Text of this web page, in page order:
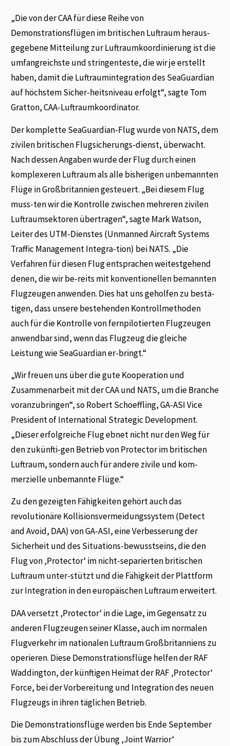
„Die von der CAA für diese Reihe von
Demonstrationsflügen im britischen Luftraum heraus-
gegebene Mitteilung zur Luftraumkoordinierung ist die
umfangreichste und stringenteste, die wir je erstellt
haben, damit die Luftraumintegration des SeaGuardian
auf höchstem Sicher-heitsniveau erfolgt“, sagte Tom
Gratton, CAA-Luftraumkoordinator.
Der komplette SeaGuardian-Flug wurde von NATS, dem
zivilen britischen Flugsicherungs-dienst, überwacht.
Nach dessen Angaben wurde der Flug durch einen
komplexeren Luftraum als alle bisherigen unbemannten
Flüge in Großbritannien gesteuert. „Bei diesem Flug
muss-ten wir die Kontrolle zwischen mehreren zivilen
Luftraumsektoren übertragen“, sagte Mark Watson,
Leiter des UTM-Dienstes (Unmanned Aircraft Systems
Traffic Management Integra-tion) bei NATS. „Die
Verfahren für diesen Flug entsprachen weitestgehend
denen, die wir be-reits mit konventionellen bemannten
Flugzeugen anwenden. Dies hat uns geholfen zu bestä-
tigen, dass unsere bestehenden Kontrollmethoden
auch für die Kontrolle von fernpilotierten Flugzeugen
anwendbar sind, wenn das Flugzeug die gleiche
Leistung wie SeaGuardian er-bringt.“
„Wir freuen uns über die gute Kooperation und
Zusammenarbeit mit der CAA und NATS, um die Branche
voranzubringen“, so Robert Schoeffling, GA-ASI Vice
President of International Strategic Development.
„Dieser erfolgreiche Flug ebnet nicht nur den Weg für
den zukünfti-gen Betrieb von Protector im britischen
Luftraum, sondern auch für andere zivile und kom-
merzielle unbemannte Flüge.“
Zu den gezeigten Fähigkeiten gehört auch das
revolutionäre Kollisionsvermeidungssystem (Detect
and Avoid, DAA) von GA-ASI, eine Verbesserung der
Sicherheit und des Situations-bewusstseins, die den
Flug von ‚Protector‘ im nicht-separierten britischen
Luftraum unter-stützt und die Fähigkeit der Plattform
zur Integration in den europäischen Luftraum erweitert.
DAA versetzt ‚Protector‘ in die Lage, im Gegensatz zu
anderen Flugzeugen seiner Klasse, auch im normalen
Flugverkehr im nationalen Luftraum Großbritanniens zu
operieren. Diese Demonstrationsflüge helfen der RAF
Waddington, der künftigen Heimat der RAF ‚Protector‘
Force, bei der Vorbereitung und Integration des neuen
Flugzeugs in ihren täglichen Betrieb.
Die Demonstrationsflüge werden bis Ende September
bis zum Abschluss der Übung ‚Joint Warrior‘